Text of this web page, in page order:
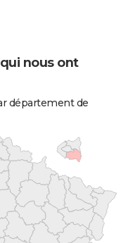
nous ont
département de